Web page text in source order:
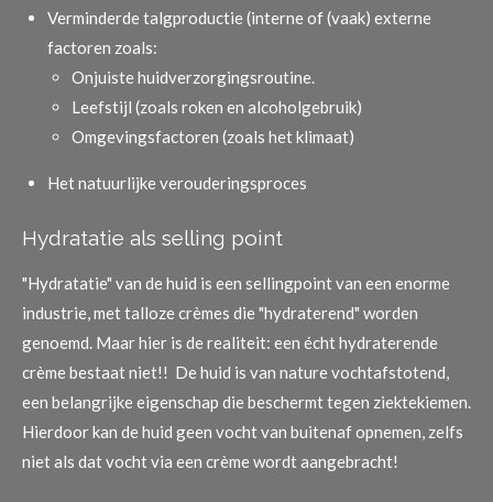
Verminderde talgproductie (interne of (vaak) externe
factoren zoals:
Onjuiste huidverzorgingsroutine.
Leefstijl (zoals roken en alcoholgebruik)
Omgevingsfactoren (zoals het klimaat)
Het natuurlijke verouderingsproces
Hydratatie als selling point
"Hydratatie" van de huid is een sellingpoint van een enorme
industrie, met talloze crèmes die "hydraterend" worden
genoemd. Maar hier is de realiteit: een écht hydraterende
crème bestaat niet!! De huid is van nature vochtafstotend,
een belangrijke eigenschap die beschermt tegen ziektekiemen.
Hierdoor kan de huid geen vocht van buitenaf opnemen, zelfs
niet als dat vocht via een crème wordt aangebracht!